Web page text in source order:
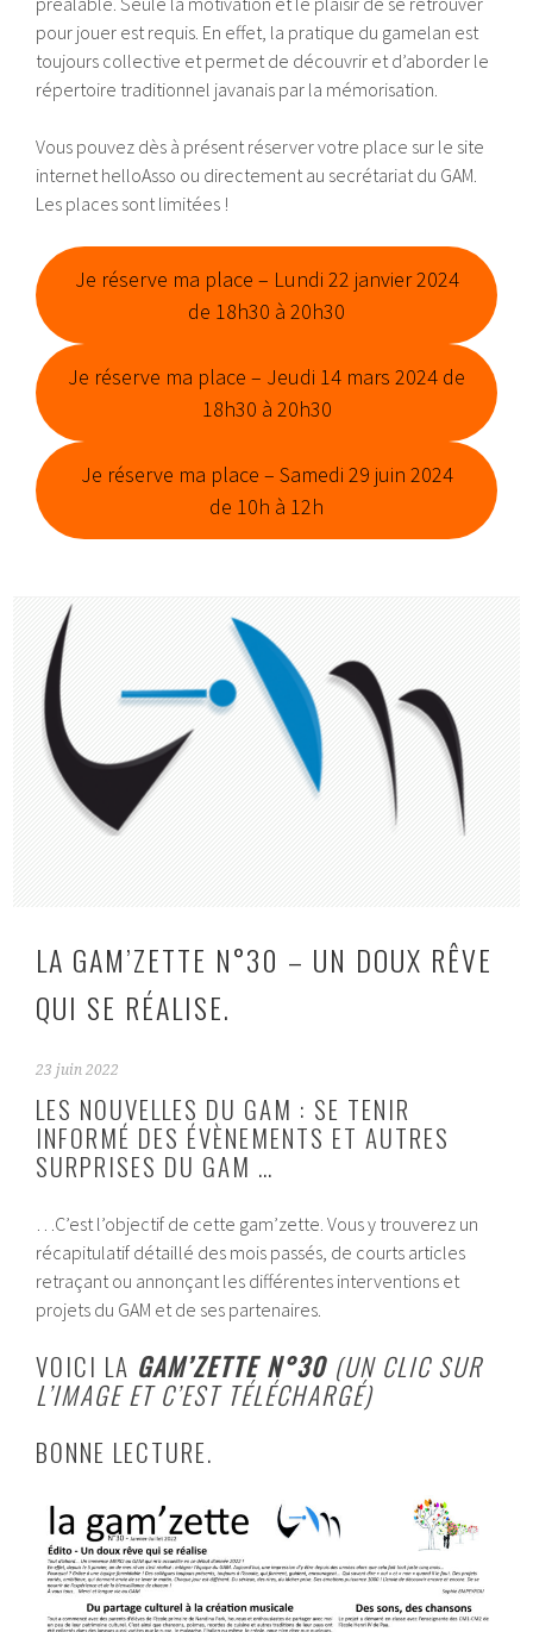
pour jouer est requis. En effet, la pratique du gamelan est
toujours collective et permet de découvrir et d’aborder le
répertoire traditionnel javanais par la mémorisation.
Vous pouvez dès à présent réserver votre place sur le site
internet helloAsso ou directement au secrétariat du GAM.
Les places sont limitées !
Je réserve ma place – Lundi 22 janvier 2024
de 18h30 à 20h30
Je réserve ma place – Jeudi 14 mars 2024 de
18h30 à 20h30
Je réserve ma place – Samedi 29 juin 2024
de 10h à 12h
LA GAM’ZETTE N°30 – UN DOUX RÊVE
QUI SE RÉALISE.
23 juin 2022
LES NOUVELLES DU GAM : SE TENIR
INFORMÉ DES ÉVÈNEMENTS ET AUTRES
SURPRISES DU GAM …
…C’est l’objectif de cette gam’zette. Vous y trouverez un
récapitulatif détaillé des mois passés, de courts articles
retraçant ou annonçant les différentes interventions et
projets du GAM et de ses partenaires.
VOICI LA GAM’ZETTE N°30 (UN CLIC SUR
L’IMAGE ET C’EST TÉLÉCHARGÉ)
BONNE LECTURE.